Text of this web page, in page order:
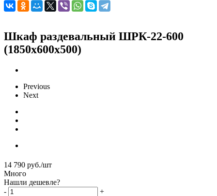
Шкаф раздевальный ШРК-22-600
(1850x600x500)
Previous
Next
14 790 руб./шт
Много
Нашли дешевле?
-
+